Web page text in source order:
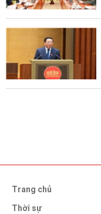
Trang chủ
Thời sự